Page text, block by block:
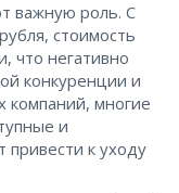
важную роль. С
стоимость
что негативно
конкуренции и
компаний, многие
и
к уходу